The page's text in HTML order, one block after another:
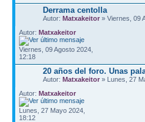
Derrama centolla
Autor: Matxakeitor » Viernes, 09
Autor: Matxakeitor
Viernes, 09 Agosto 2024,
12:18
20 años del foro. Unas
Autor: Matxakeitor » Lunes, 27
Autor: Matxakeitor
Lunes, 27 Mayo 2024,
18:12